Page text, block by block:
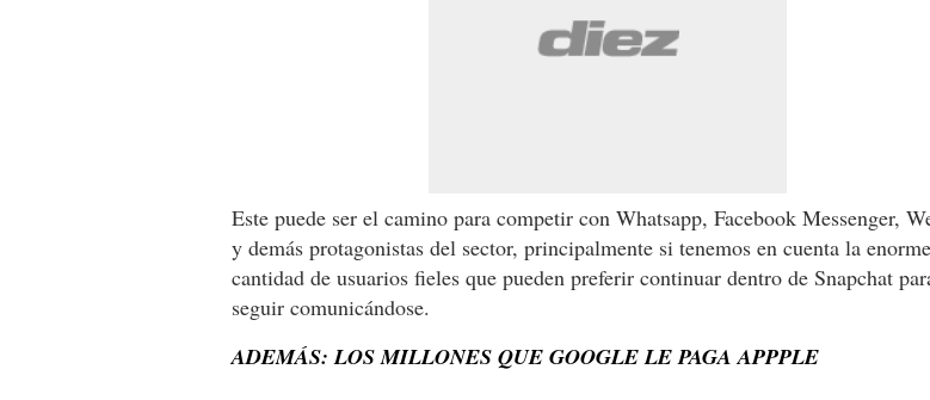
Este puede ser el camino para competir con Whatsapp, Facebook Messenger,
y demás protagonistas del sector, principalmente si tenemos en cuenta la enorme
cantidad de usuarios fieles que pueden preferir continuar dentro de Snapchat
seguir comunicándose.
ADEMÁS: LOS MILLONES QUE GOOGLE LE PAGA APPPLE